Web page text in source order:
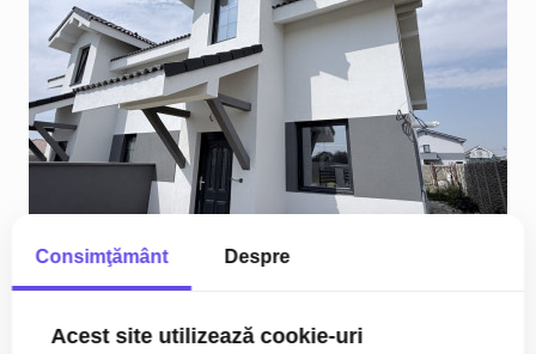
Duplex 4 camere de vanzare, zona Serena -
Consimţământ Despre
Acest site utilizează cookie-uri